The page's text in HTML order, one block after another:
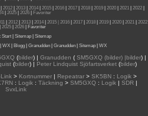
2012 2013 2014 2015 2016 2017 2018 2019 2020 2021 2022
| 2025| 2026|
Favoriter
| 2012| 2013| 2014| 2015 | 2016| 2017| 2018| 2019| 2020| 2021| 2022
2025| 2026|
Favoriter
: Start Sitemap
Sitemap
WX| Blogg| Granudden| Granudden| Sitemap| WX
(bilder) | Granudden (SM5GXQ (bilder) |bilder) |
(bilder) | Peter Lindquist Sjöfartsverket (bilder)
> Kortnummer| Repeatrar> SK5BN: Logik>
: Logik : Täckning > SM5GXQ : Logik | SDR |
SvxLink